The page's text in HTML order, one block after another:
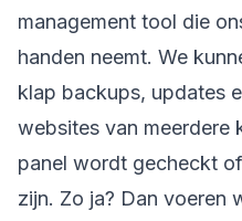
management tool die
handen neemt. We
klap backups, updates
websites van meerdere
panel wordt gecheckt
zijn. Zo ja? Dan voeren